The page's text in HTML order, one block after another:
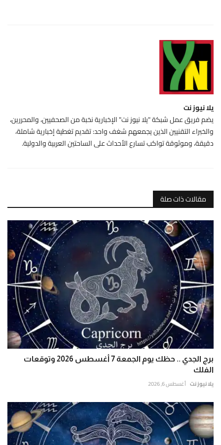
يلا نيوز نت
يضم فريق عمل شبكة "يلا نيوز نت" الإخبارية نخبة من الصحفيين، والمحررين،
والخبراء التقنيين الذين يجمعهم شغف واحد: تقديم تغطية إخبارية شاملة،
دقيقة، وموثوقة تواكب تسارع الأحداث على الساحتين العربية والدولية.
مقالات ذات صلة
برج الجدي .. حظك يوم الجمعة 7 أغسطس 2026 وتوقعات
الفلك
يلا نيوز نت أغسطس 6, 2026